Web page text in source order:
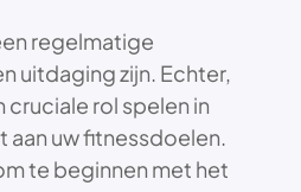
regelmatige
uitdaging zijn. Echter,
cruciale rol spelen in
uw fitnessdoelen.
te beginnen met het